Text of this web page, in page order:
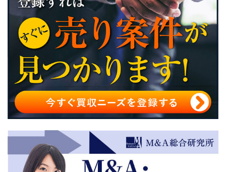
調剤薬局M&Aで発生する手数料の内訳と相場
【東京/大阪】調剤薬局の売買の相談先
東京・大阪で調剤薬局を売買する際のポイント
まとめ